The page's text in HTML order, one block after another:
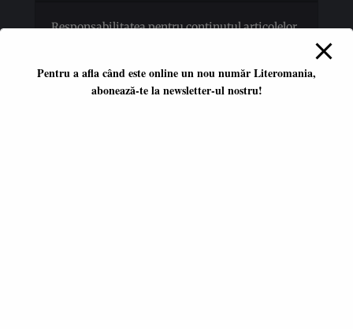
Responsabilitatea pentru conţinutul articolelor
Pentru a afla când este online un nou număr Literomania,
abonează-te la newsletter-ul nostru!